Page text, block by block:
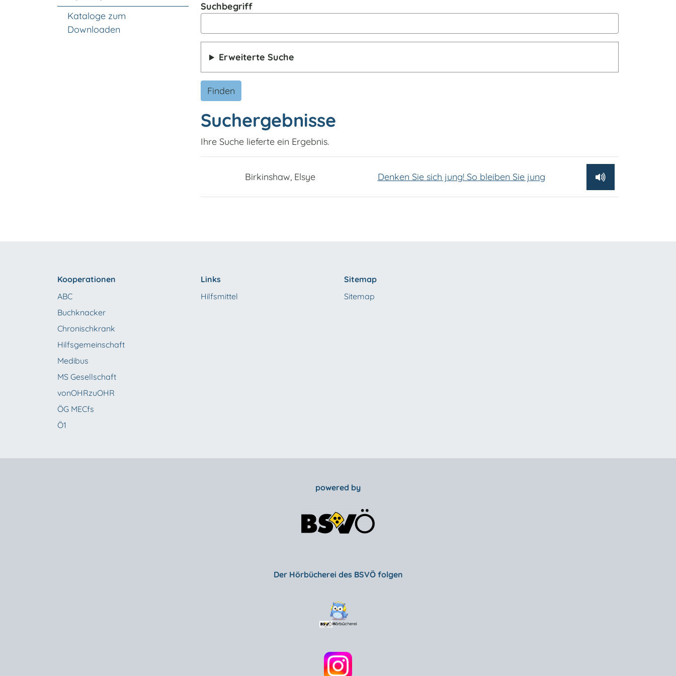
Suchbegriff
Erweiterte Suche
Finden
Suchergebnisse
Ihre Suche lieferte ein Ergebnis.
Birkinshaw, Elsye Denken Sie sich jung! So bleiben Sie jung
Kataloge zum
Downloaden
Kooperationen
ABC
Buchknacker
Chronischkrank
Hilfsgemeinschaft
Medibus
MS Gesellschaft
vonOHRzuOHR
ÖG MECfs
Ö1
Links
Hilfsmittel
Sitemap
Sitemap
powered by
Der Hörbücherei des BSVÖ folgen